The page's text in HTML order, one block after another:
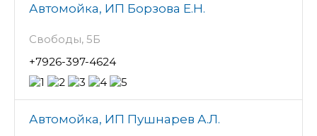
Автомойка, ИП Борзова Е.Н.
Свободы, 5Б
+7926-397-4624
Автомойка, ИП Пушнарев А.Л.